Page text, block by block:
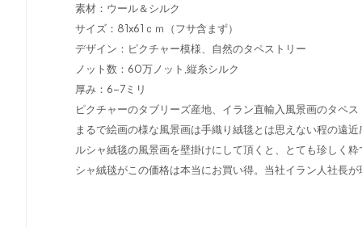
素材：ウール＆シルク
サイズ：81x61ｃｍ（フサ含まず）
デザイン：ピクチャー模様、自然のタペストリー
ノット数：60万ノット,縦糸シルク
厚み：6-7ミリ
ピクチャーのタブリーズ産地、イラン直輸入風景画のタペ
まるで絵画の様な風景画は手織り絨毯とは思えない程の遠
ルシャ絨毯の風景画を壁掛けにして頂くと、とても珍しく
シャ絨毯がこの価格は本当にお買い得。当社イラン人社長